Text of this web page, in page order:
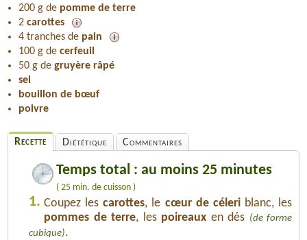
200 g de pomme de terre
2 carottes
4 tranches de pain
100 g de cerfeuil
50 g de gruyère râpé
sel
bouillon de bœuf
poivre
Recette Diététique Commentaires
Temps total : au moins 25 minutes
( 25 min. de cuisson )
1. Coupez lescarottes, le cœur de céleriblanc, les
pommes de terre, les poireaux en dés (de forme
cubique).